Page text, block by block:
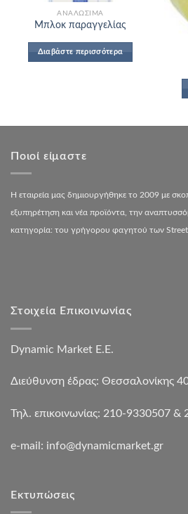
ΑΝΑΛΏΣΙΜΑ
Μπλοκ παραγγελίας
Διαβάστε περισσότερα
Ποιοί είμαστε
Η εταιρεία μας δημιουργήθηκε το 2009 με
εξυπηρέτηση και νέα προϊόντα, την
κατηγορία: του γρήγορου φαγητού των Street
Στοιχεία Επικοινωνίας
Dynamic Market Ε.Ε.
Διεύθυνση έδρας: Θεσσαλονίκης
Τηλ. επικοινωνίας: 210-9330507
e-mail: info@dynamicmarket.gr
Εκτυπώσεις